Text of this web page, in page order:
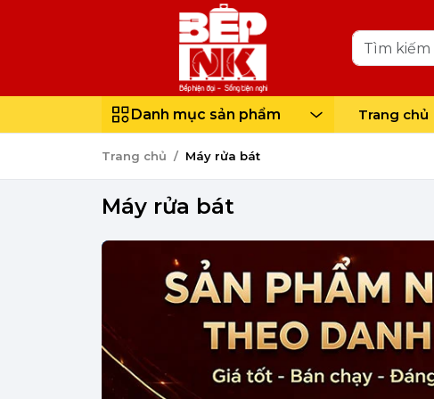
Danh mục sản phẩm Trang chủ
Trang chủ Máy rửa bát
Máy rửa bát